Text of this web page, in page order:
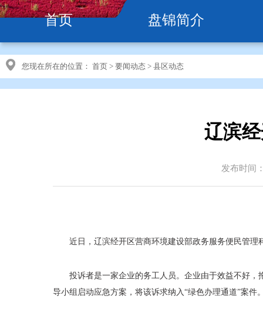
首页 盘锦简介
您现在所在的位置： 首页 > 要闻动态 > 县区动态
辽滨
发布时间
近日，辽滨经开区营商环境建设部政务服务便民管理
投诉者是一家企业的务工人员。企业由于效益不好
导小组启动应急方案，将该诉求纳入“绿色办理通道”案件